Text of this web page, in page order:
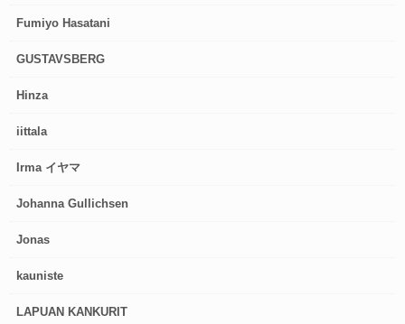
Fumiyo Hasatani
GUSTAVSBERG
Hinza
iittala
Irma イヤマ
Johanna Gullichsen
Jonas
kauniste
LAPUAN KANKURIT